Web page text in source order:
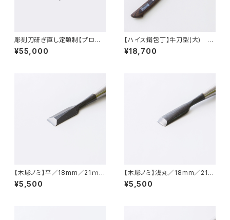
彫刻刀研ぎ直し定額制【プロプ
ラン】
¥55,000
【ハイス鋼包丁】牛刀型(大) 21
5mm
¥18,700
【木彫ノミ】平／18mm／21ｍ
ｍ
¥5,500
【木彫ノミ】浅丸／18mm／21ｍ
ｍ
¥5,500